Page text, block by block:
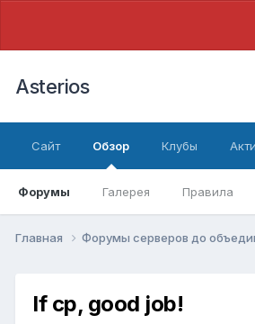
Asterios
Сайт Обзор
Форумы Галерея Правила
Клубы
Главная Форумы серверов до
lf cp, good job!